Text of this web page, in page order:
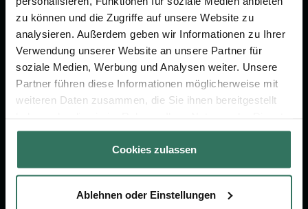
zu können und die Zugriffe auf unsere Website zu
analysieren. Außerdem geben wir Informationen zu Ihrer
Verwendung unserer Website an unsere Partner für
soziale Medien, Werbung und Analysen weiter. Unsere
Partner führen diese Informationen möglicherweise mit
weiteren Daten zusammen, die Sie ihnen bereitgestellt
gesammelt haben.
Cookies zulassen
Ablehnen oder Einstellungen
Jetzt beraten lassen
FÜR SIE
Vergleich
Verzeichnis
FÜR BESTATTER
Online-Portal
KONTAKTIEREN SIE UNS